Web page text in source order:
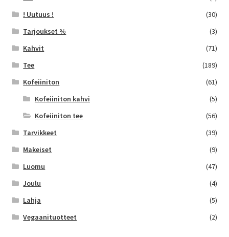
! Uutuus !
(30)
Tarjoukset %
(3)
Kahvit
(71)
Tee
(189)
Kofeiiniton
(61)
Kofeiiniton kahvi
(5)
Kofeiiniton tee
(56)
Tarvikkeet
(39)
Makeiset
(9)
Luomu
(47)
Joulu
(4)
Lahja
(5)
Vegaanituotteet
(2)